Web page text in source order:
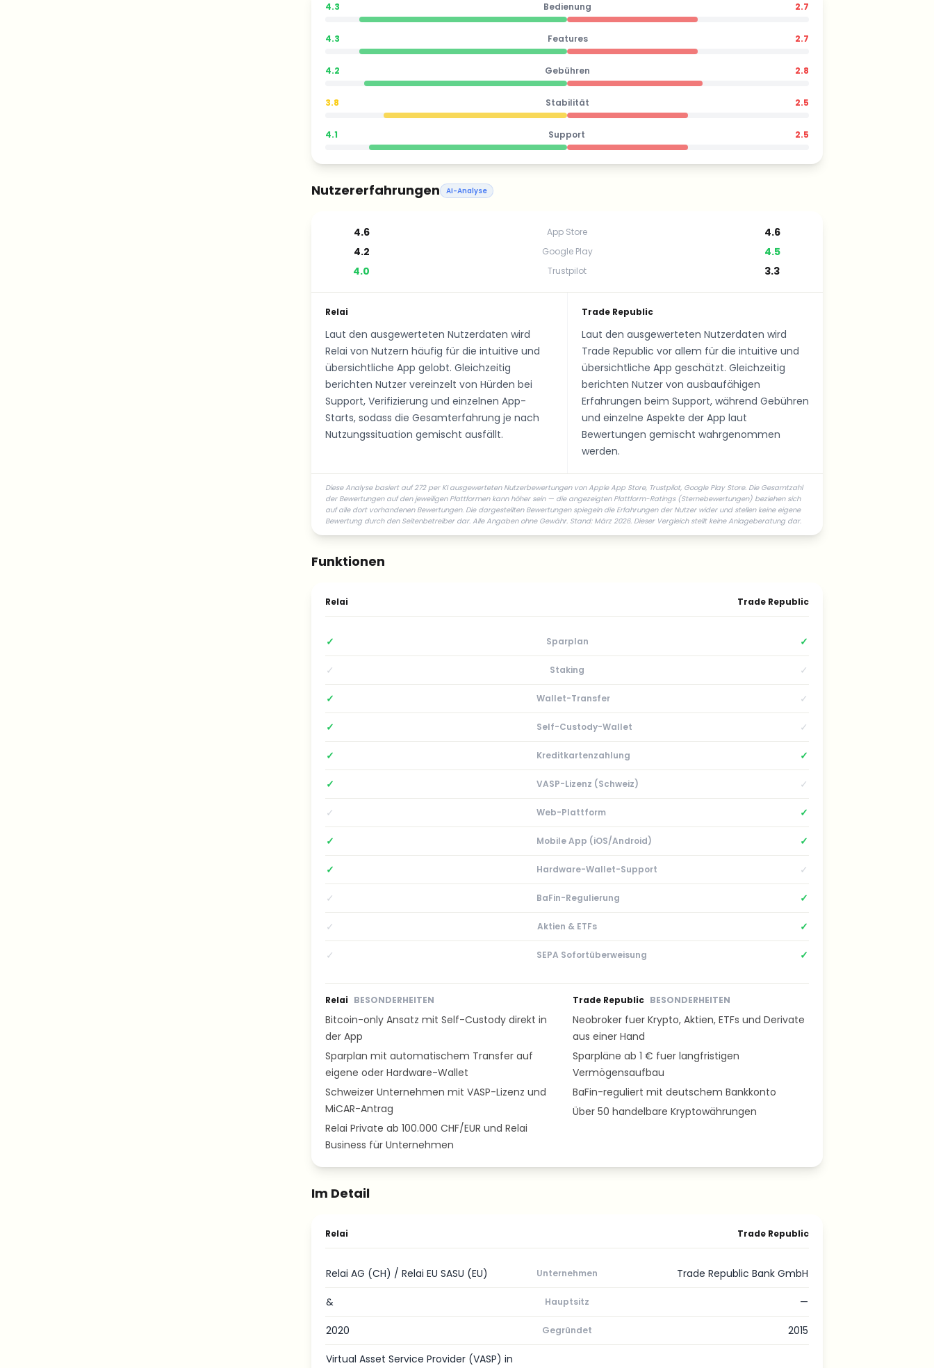
4.3 Bedienung 2.7
4.3 Features 2.7
4.2 Gebühren 2.8
3.8 Stabilität 2.5
4.1 Support 2.5
Nutzererfahrungen AI-Analyse
4.6 App Store
4.6
4.2
Google Play
4.5
4.0
Trustpilot 3.3
Relai
Laut den ausgewerteten Nutzerdaten wird
Relai von Nutzern häufig für die intuitive und
übersichtliche App gelobt. Gleichzeitig
berichten Nutzer vereinzelt von Hürden bei
Support, Verifizierung und einzelnen App-
Starts, sodass die Gesamterfahrung je nach
Nutzungssituation gemischt ausfällt.
Trade Republic
Laut den ausgewerteten Nutzerdaten wird
Trade Republic vor allem für die intuitive und
übersichtliche App geschätzt. Gleichzeitig
berichten Nutzer von ausbaufähigen
Erfahrungen beim Support, während Gebühren
und einzelne Aspekte der App laut
Bewertungen gemischt wahrgenommen
werden.
Diese Analyse basiert auf 272 per KI ausgewerteten Nutzerbewertungen von Apple App Store, Trustpilot, Google Play Store. Die Gesamtzahl
der Bewertungen auf den jeweiligen Plattformen kann höher sein — die angezeigten Plattform-Ratings (Sternebewertungen) beziehen sich
auf alle dort vorhandenen Bewertungen. Die dargestellten Bewertungen spiegeln die Erfahrungen der Nutzer wider und stellen keine eigene
Bewertung durch den Seitenbetreiber dar. Alle Angaben ohne Gewähr. Stand: März 2026. Dieser Vergleich stellt keine Anlageberatung dar.
Funktionen
Relai Trade Republic
✓ Sparplan ✓
✓ Staking ✓
✓ Wallet-Transfer ✓
✓ Self-Custody-Wallet ✓
✓ Kreditkartenzahlung ✓
✓ VASP-Lizenz (Schweiz) ✓
✓ Web-Plattform ✓
✓ Mobile App (iOS/Android) ✓
✓ Hardware-Wallet-Support ✓
✓ BaFin-Regulierung ✓
✓ Aktien & ETFs ✓
✓ SEPA Sofortüberweisung ✓
Relai BESONDERHEITEN
Bitcoin-only Ansatz mit Self-Custody direkt in
der App
Sparplan mit automatischem Transfer auf
eigene oder Hardware-Wallet
Schweizer Unternehmen mit VASP-Lizenz und
MiCAR-Antrag
Relai Private ab 100.000 CHF/EUR und Relai
Business für Unternehmen
Trade Republic BESONDERHEITEN
Neobroker fuer Krypto, Aktien, ETFs und Derivate
aus einer Hand
Sparpläne ab 1 € fuer langfristigen
Vermögensaufbau
BaFin-reguliert mit deutschem Bankkonto
Über 50 handelbare Kryptowährungen
Im Detail
Relai Trade Republic
Relai AG (CH) / Relai EU SASU (EU) Unternehmen Trade Republic Bank GmbH
& Hauptsitz —
2020 Gegründet 2015
Virtual Asset Service Provider (VASP) in